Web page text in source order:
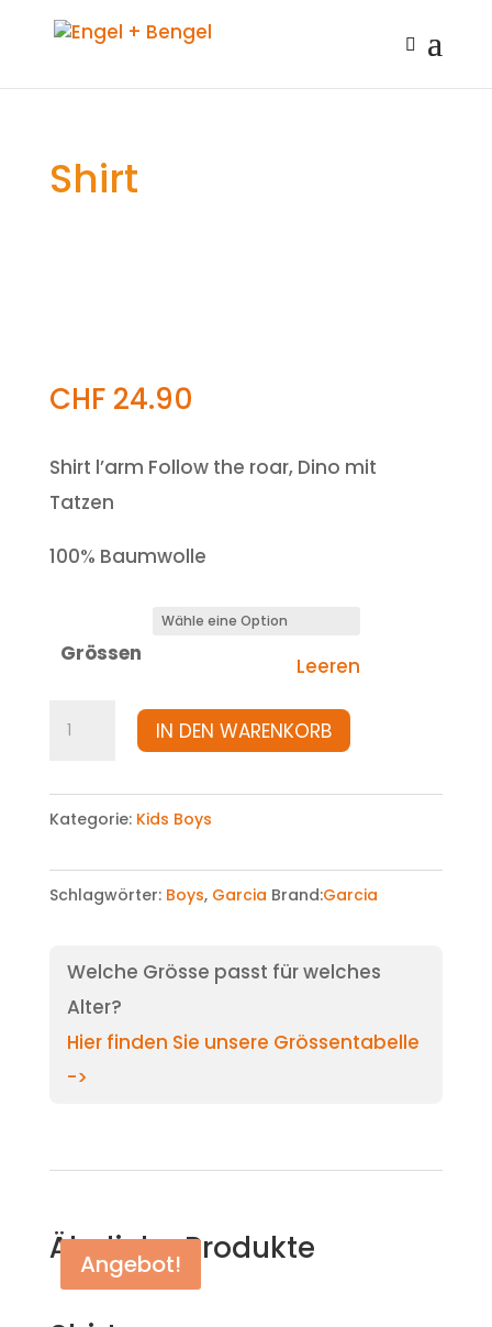
Shirt
CHF24.90
Shirt l’arm Follow the roar, Dino mit
Tatzen
100% Baumwolle
Grössen
Leeren
Shirt
IN DEN WARENKORB
Kategorie: Kids Boys
Schlagwörter: Boys, Garcia Brand:Garcia
Welche Grösse passt für welches
Alter?
Hier finden Sie unsere Grössentabelle
->
Ähnliche Produkte
Angebot!